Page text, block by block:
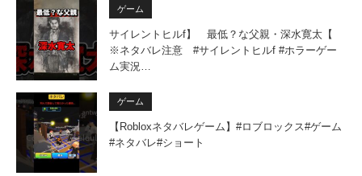
ゲーム
サイレントヒルf】 最低？な父親・深水寛太【
※ネタバレ注意 #サイレントヒルf #ホラーゲー
ム実況…
ゲーム
【Robloxネタバレゲーム】#ロブロックス#ゲーム
#ネタバレ#ショート